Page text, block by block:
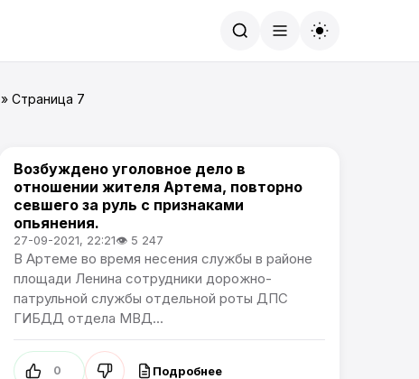
» Страница 7
Происшествия
Возбуждено уголовное дело в
отношении жителя Артема, повторно
севшего за руль с признаками
опьянения.
27-09-2021, 22:21👁 5 247
В Артеме во время несения службы в районе
площади Ленина сотрудники дорожно-
патрульной службы отдельной роты ДПС
ГИБДД отдела МВД...
0 Подробнее